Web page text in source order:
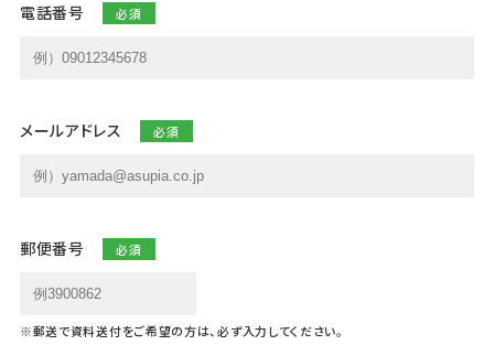
電話番号
メールアドレス
郵便番号
※郵送で資料送付をご希望の方は、必ず入力してください。